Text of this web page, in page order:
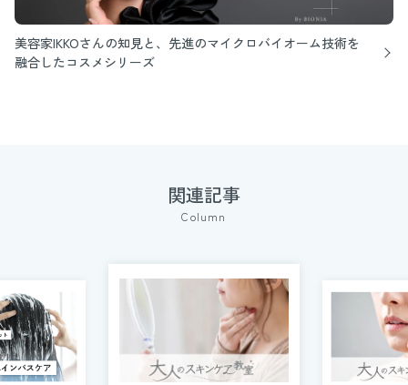
美容家IKKOさんの知見と、先進のマイクロバイオーム技術を
融合したコスメシリーズ
関連記事
Column